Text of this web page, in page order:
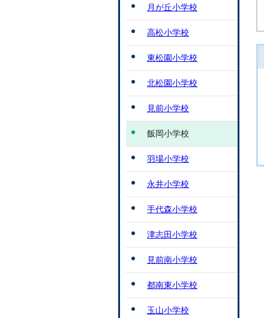
月が丘小学校
高松小学校
東松園小学校
北松園小学校
見前小学校
飯岡小学校
羽場小学校
永井小学校
手代森小学校
津志田小学校
見前南小学校
都南東小学校
玉山小学校